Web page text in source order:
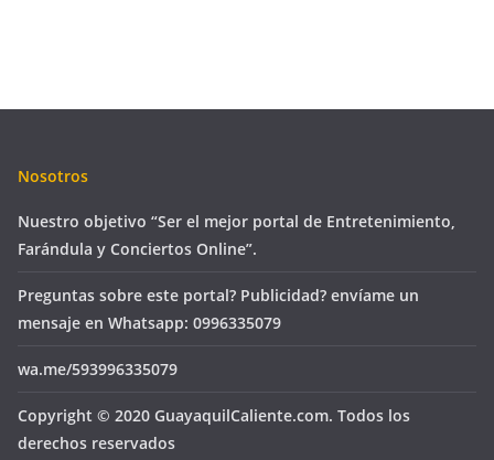
Nosotros
Nuestro objetivo “Ser el mejor portal de Entretenimiento,
Farándula y Conciertos Online”.
Preguntas sobre este portal? Publicidad? envíame un
mensaje en Whatsapp: 0996335079
wa.me/593996335079
Copyright © 2020 GuayaquilCaliente.com. Todos los
derechos reservados